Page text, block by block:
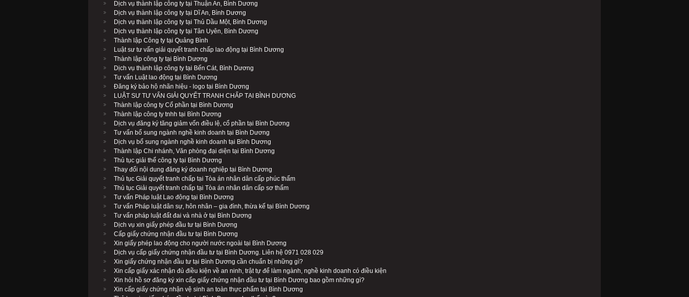
Dịch vụ thành lập công ty tại Thuận An, Bình Dương
Dịch vụ thành lập công ty tại Dĩ An, Bình Dương
Dịch vụ thành lập công ty tại Thủ Dầu Một, Bình Dương
Dịch vụ thành lập công ty tại Tân Uyên, Bình Dương
Thành lập Công ty tại Quảng Bình
Luật sư tư vấn giải quyết tranh chấp lao động tại Bình Dương
Thành lập công ty tại Bình Dương
Dịch vụ thành lập công ty tại Bến Cát, Bình Dương
Tư vấn Luật lao động tại Bình Dương
Đăng ký bảo hộ nhãn hiệu - logo tại Bình Dương
LUẬT SƯ TƯ VẤN GIẢI QUYẾT TRANH CHẤP TẠI BÌNH DƯƠNG
Thành lập công ty Cổ phần tại Bình Dương
Thành lập công ty tnhh tại Bình Dương
Dịch vụ đăng ký tăng giảm vốn điều lệ, cổ phần tại Bình Dương
Tư vấn bổ sung ngành nghề kinh doanh tại Bình Dương
Dịch vụ bổ sung ngành nghề kinh doanh tại Bình Dương
Thành lập Chi nhánh, Văn phòng đại diện tại Bình Dương
Thủ tục giải thể công ty tại Bình Dương
Thay đổi nội dung đăng ký doanh nghiệp tại Bình Dương
Thủ tục Giải quyết tranh chấp tại Tòa án nhân dân cấp phúc thẩm
Thủ tục Giải quyết tranh chấp tại Tòa án nhân dân cấp sơ thẩm
Tư vấn Pháp luật Lao động tại Bình Dương
Tư vấn Pháp luật dân sự, hôn nhân – gia đình, thừa kế tại Bình Dương
Tư vấn pháp luật đất đai và nhà ở tại Bình Dương
Dịch vụ xin giấy phép đầu tư tại Bình Dương
Cấp giấy chứng nhận đầu tư tại Bình Dương
Xin giấy phép lao động cho người nước ngoài tại Bình Dương
Dịch vụ cấp giấy chứng nhận đầu tư tại Bình Dương. Liên hệ 0971 028 029
Xin giấy chứng nhận đầu tư tại Bình Dương cần chuẩn bị những gì?
Xin cấp giấy xác nhận đủ điều kiện về an ninh, trật tự để làm ngành, nghề kinh doanh có điều kiện
Xin hỏi hồ sơ đăng ký xin cấp giấy chứng nhận đầu tư tại Bình Dương bao gồm những gì?
Xin cấp giấy chứng nhận vệ sinh an toàn thực phẩm tại Bình Dương